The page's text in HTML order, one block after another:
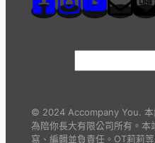
© 2024 Accompany You. 本
為陪你長大有限公司所有。本
寫、編輯並負責任。OT莉莉